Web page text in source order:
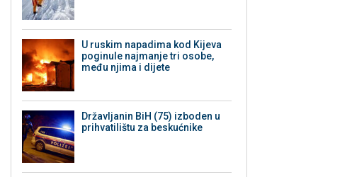
U ruskim napadima kod Kijeva
poginule najmanje tri osobe,
među njima i dijete
Državljanin BiH (75) izboden u
prihvatilištu za beskućnike